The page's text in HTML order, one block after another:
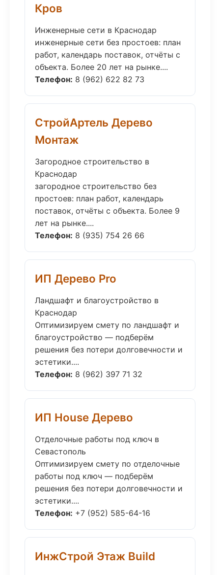
Кров
Инженерные сети в Краснодар
инженерные сети без простоев: план
работ, календарь поставок, отчёты с
объекта. Более 20 лет на рынке....
Телефон: 8 (962) 622 82 73
СтройАртель Дерево
Монтаж
Загородное строительство в
Краснодар
загородное строительство без
простоев: план работ, календарь
поставок, отчёты с объекта. Более 9
лет на рынке....
Телефон: 8 (935) 754 26 66
ИП Дерево Pro
Ландшафт и благоустройство в
Краснодар
Оптимизируем смету по ландшафт и
благоустройство — подберём
решения без потери долговечности и
эстетики....
Телефон: 8 (962) 397 71 32
ИП House Дерево
Отделочные работы под ключ в
Севастополь
Оптимизируем смету по отделочные
работы под ключ — подберём
решения без потери долговечности и
эстетики....
Телефон: +7 (952) 585-64-16
ИнжСтрой Этаж Build